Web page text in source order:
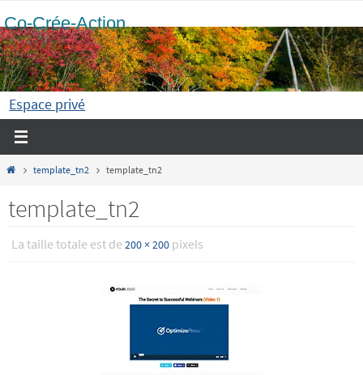
vers
le
contenu
Co-Crée-Action
La Coévolution en action
Espace privé
Hometemplate_tn2 template_tn2
template_tn2
La taille totale est de 200 × 200 pixels